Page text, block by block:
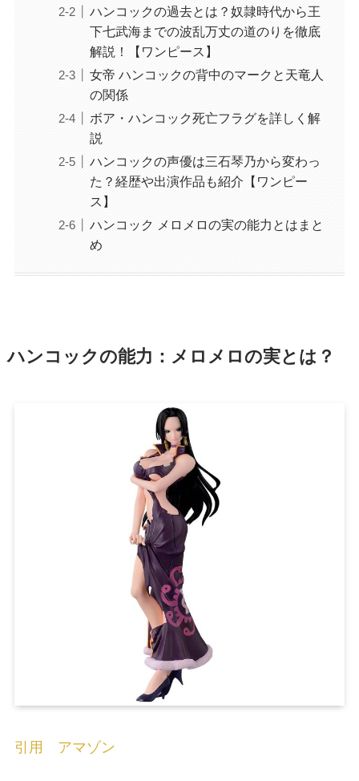
ハンコックの過去とは？奴隷時代から王
下七武海までの波乱万丈の道のりを徹底
解説！【ワンピース】
女帝 ハンコックの背中のマークと天竜人
の関係
ボア・ハンコック死亡フラグを詳しく解
説
ハンコックの声優は三石琴乃から変わっ
た？経歴や出演作品も紹介【ワンピー
ス】
ハンコック メロメロの実の能力とはまと
め
ハンコックの能力：メロメロの実とは？
引用 アマゾン